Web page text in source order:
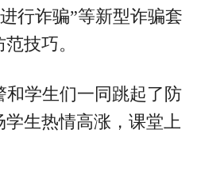
行诈骗”等新型诈骗套
技巧。
和学生们一同跳起了防
生热情高涨，课堂上